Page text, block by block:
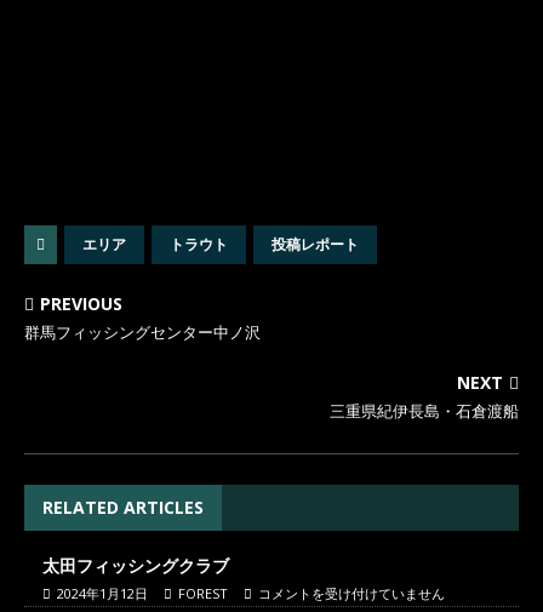
エリア トラウト 投稿レポート
PREVIOUS
群馬フィッシングセンター中ノ沢
NEXT
三重県紀伊長島・石倉渡船
RELATED ARTICLES
太田フィッシングクラブ
2024年1月12日 FOREST コメントを受け付けていません